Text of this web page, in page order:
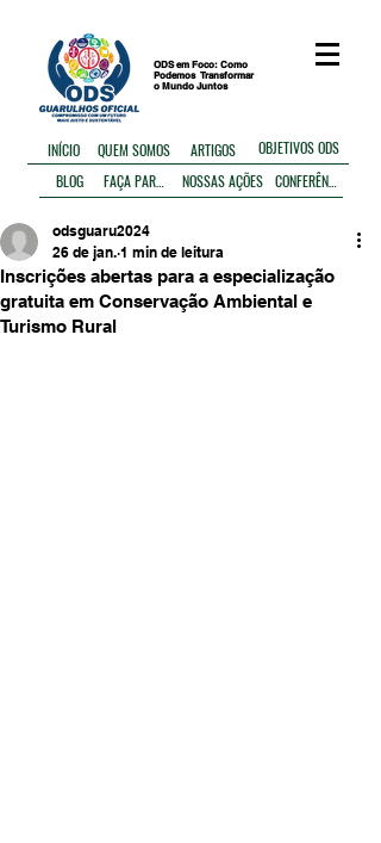
ODS em Foco: Como
Podemos Transformar
o Mundo Juntos
INÍCIO QUEM SOMOS ARTIGOS
OBJETIVOS ODS
BLOG
NOSSAS AÇÕES
Inscrições abertas para a especialização
gratuita em Conservação Ambiental e
Turismo Rural
odsguaru2024
26 de jan. 1 min de leitura